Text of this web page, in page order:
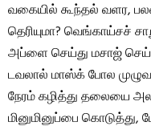
வகையில் கூந்தல் வளர,
தெரியுமா? வெங்காய்சச்
அப்ளை செய்து மசாஜ்
டவலால் மாஸ்க் போல
நேரம் கழித்து தலையை
மினுமினுப்பை கொடுத்து,